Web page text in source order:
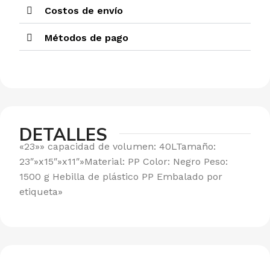
Costos de envío
Métodos de pago
DETALLES
«23»» capacidad de volumen: 40LTamaño:
23″»x15″»x11″»Material: PP Color: Negro Peso:
1500 g Hebilla de plástico PP Embalado por
etiqueta»